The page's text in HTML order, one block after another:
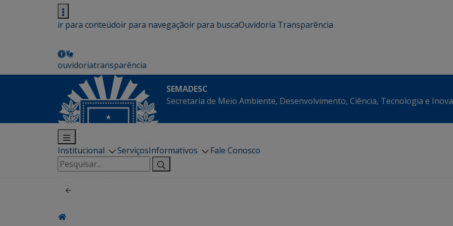
ir para conteúdoir para navegaçãoir para buscaOuvidoria Transparência
ouvidoriatransparência
SEMADESC
Secretaria de Meio Ambiente, Desenvolvimento, Ciência, Tecnologia e
Institucional ServiçosInformativos
Fale Conosco
Pesquisar
por: